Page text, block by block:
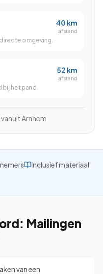
downloaden
omgeving.
40 km
afstand
bij het pand.
52 km
afstand
vanuitArnhem
Inclusief materiaal
Mailingen
van een